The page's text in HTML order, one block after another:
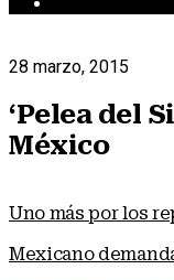
28 marzo, 2015
‘Pelea del
México
Uno más por los
Mexicano